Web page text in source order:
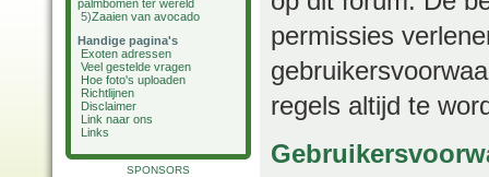
palmbomen ter wereld
5)Zaaien van avocado
Handige pagina's
Exoten adressen
Veel gestelde vragen
Hoe foto's uploaden
Richtlijnen
Disclaimer
Link naar ons
Links
SPONSORS
permissies
regels altijd te